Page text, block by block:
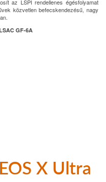
az LSPI rendellenes égésfolyamat
közvetlen befecskendezésű, nagy
GF-6A
X Ultra